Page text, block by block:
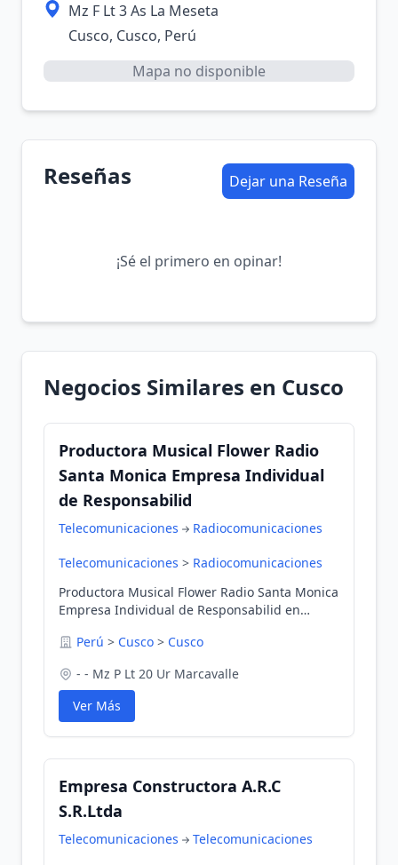
Mz F Lt 3 As La Meseta
Cusco, Cusco, Perú
Mapa no disponible
Reseñas Dejar una Reseña
¡Sé el primero en opinar!
Negocios Similares en Cusco
Productora Musical Flower Radio
Santa Monica Empresa Individual
de Responsabilid
Telecomunicaciones Radiocomunicaciones
Telecomunicaciones > Radiocomunicaciones
Productora Musical Flower Radio Santa Monica
Empresa Individual de Responsabilid en
Perú > Cusco > Cusco
- - Mz P Lt 20 Ur Marcavalle
Ver Más
Empresa Constructora A.R.C
S.R.Ltda
Telecomunicaciones Telecomunicaciones